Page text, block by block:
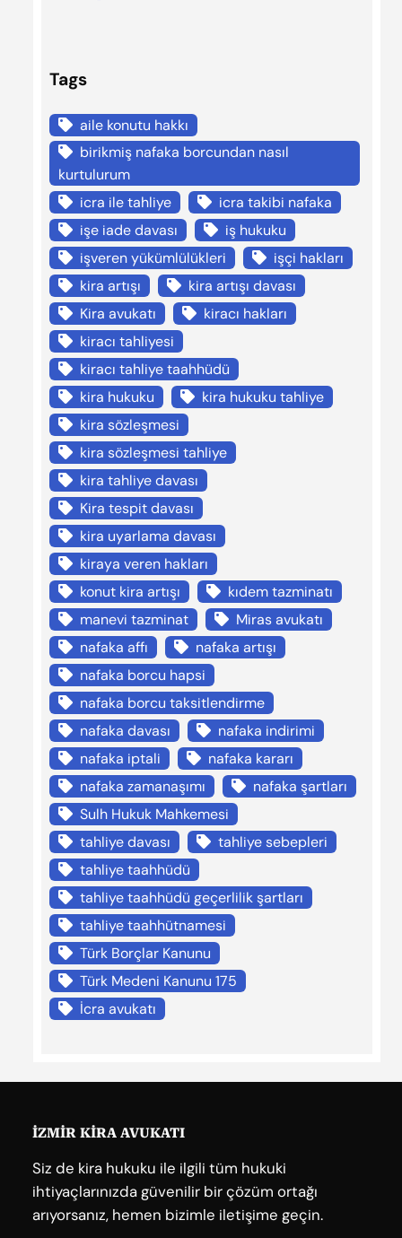
Tags
aile konutu hakkı
birikmiş nafaka borcundan nasıl
kurtulurum
icra ile tahliye
icra takibi nafaka
işe iade davası
iş hukuku
işveren yükümlülükleri
işçi hakları
kira artışı
kira artışı davası
Kira avukatı
kiracı hakları
kiracı tahliyesi
kiracı tahliye taahhüdü
kira hukuku
kira hukuku tahliye
kira sözleşmesi
kira sözleşmesi tahliye
kira tahliye davası
Kira tespit davası
kira uyarlama davası
kiraya veren hakları
konut kira artışı
kıdem tazminatı
manevi tazminat
Miras avukatı
nafaka affı
nafaka artışı
nafaka borcu hapsi
nafaka borcu taksitlendirme
nafaka davası
nafaka indirimi
nafaka iptali
nafaka kararı
nafaka zamanaşımı
nafaka şartları
Sulh Hukuk Mahkemesi
tahliye davası
tahliye sebepleri
tahliye taahhüdü
tahliye taahhüdü geçerlilik şartları
tahliye taahhütnamesi
Türk Borçlar Kanunu
Türk Medeni Kanunu 175
İcra avukatı
İZMİR KİRA AVUKATI
Siz de kira hukuku ile ilgili tüm hukuki
ihtiyaçlarınızda güvenilir bir çözüm ortağı
arıyorsanız, hemen bizimle iletişime geçin.